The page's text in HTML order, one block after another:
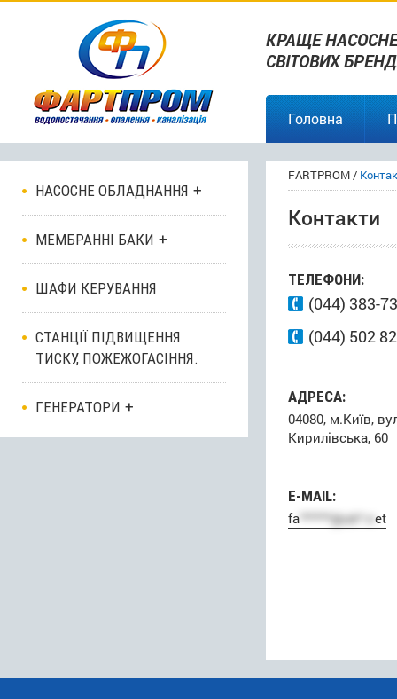
КРАЩЕ
СВІТОВИХ
Головна
НАСОСНЕ ОБЛАДНАННЯ
МЕМБРАННІ БАКИ
ШАФИ КЕРУВАННЯ
СТАНЦІЇ ПІДВИЩЕННЯ
ТИСКУ, ПОЖЕЖОГАСІННЯ.
ГЕНЕРАТОРИ
FARTPROM/
Контакти
ТЕЛЕФОНИ:
(044) 383-
(044) 502
АДРЕСА:
04080, м.Київ,
Кирилівська, 60
E-MAIL:
fa ******@uk*.n et